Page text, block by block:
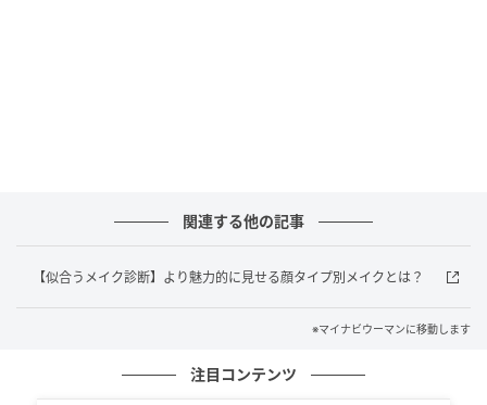
関連する他の記事
【似合うメイク診断】より魅力的に見せる顔タイプ別メイクとは？
※マイナビウーマンに移動します
注目コンテンツ